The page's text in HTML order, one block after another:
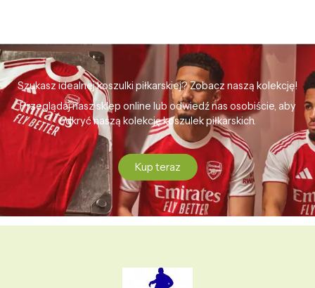
Szukasz idealnej koszulki piłkarskiej? Zobacz naszą kolekcję!
Przeglądaj nasz sklep online lub odwiedź nas osobiście, aby
odkryć naszą kolekcję koszulek piłkarskich.
Kup teraz